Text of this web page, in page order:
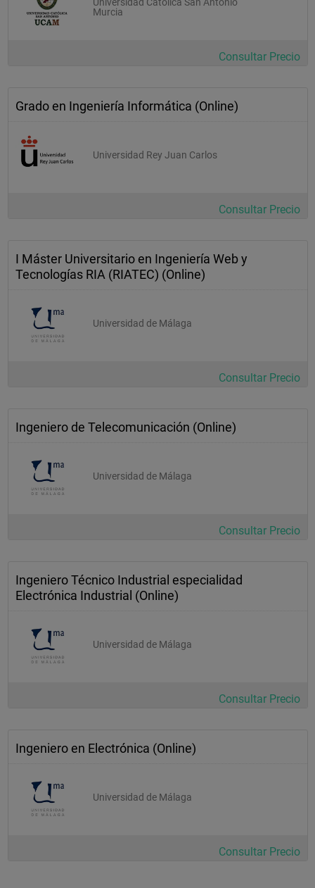
Murcia
Consultar Precio
Grado en Ingeniería Informática (Online)
Universidad Rey Juan Carlos
Consultar Precio
I Máster Universitario en Ingeniería Web y
Tecnologías RIA (RIATEC) (Online)
Universidad de Málaga
Consultar Precio
Ingeniero de Telecomunicación (Online)
Universidad de Málaga
Consultar Precio
Ingeniero Técnico Industrial especialidad
Electrónica Industrial (Online)
Universidad de Málaga
Consultar Precio
Ingeniero en Electrónica (Online)
Universidad de Málaga
Consultar Precio